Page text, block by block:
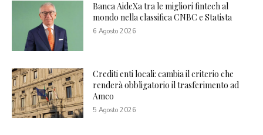
Banca AideXa tra le migliori fintech al
mondo nella classifica CNBC e Statista
6 Agosto 2026
Crediti enti locali: cambia il criterio che
renderà obbligatorio il trasferimento ad
Amco
5 Agosto 2026